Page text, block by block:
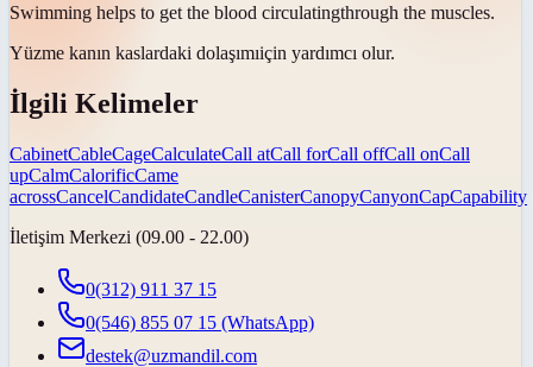
Swimming helps to get the blood circulatingthrough the muscles.
Yüzme kanın kaslardaki dolaşımıiçin yardımcı olur.
İlgili Kelimeler
CabinetCableCageCalculateCall atCall forCall offCall onCall
upCalmCalorificCame
acrossCancelCandidateCandleCanisterCanopyCanyonCapCapability
İletişim Merkezi (09.00 - 22.00)
0(312) 911 37 15
0(546) 855 07 15 (WhatsApp)
destek@uzmandil.com